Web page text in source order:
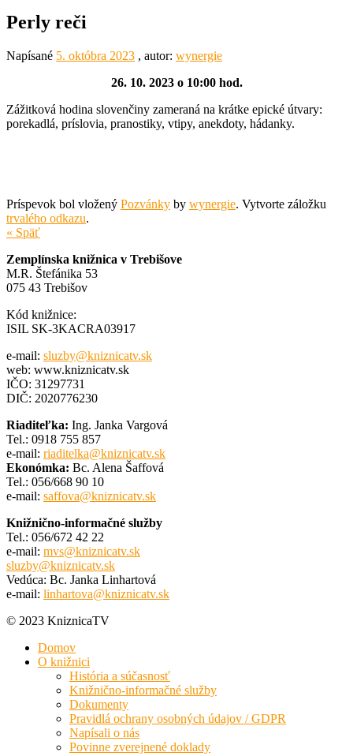
Perly reči
Napísané 5. októbra 2023 , autor: wynergie
26. 10. 2023 o 10:00 hod.
Zážitková hodina slovenčiny zameraná na krátke epické útvary:
porekadlá, príslovia, pranostiky, vtipy, anekdoty, hádanky.
Príspevok bol vložený Pozvánky by wynergie. Vytvorte záložku
trvalého odkazu.
« Späť
Zemplínska knižnica v Trebišove
M.R. Štefánika 53
075 43 Trebišov
Kód knižnice:
ISIL SK-3KACRA03917
e-mail: sluzby@kniznicatv.sk
web: www.kniznicatv.sk
IČO: 31297731
DIČ: 2020776230
Riaditeľka: Ing. Janka Vargová
Tel.: 0918 755 857
e-mail: riaditelka@kniznicatv.sk
Ekonómka: Bc. Alena Šaffová
Tel.: 056/668 90 10
e-mail: saffova@kniznicatv.sk
Knižnično-informačné služby
Tel.: 056/672 42 22
e-mail: mvs@kniznicatv.sk
sluzby@kniznicatv.sk
Vedúca: Bc. Janka Linhartová
e-mail: linhartova@kniznicatv.sk
© 2023 KniznicaTV
Domov
O knižnici
História a súčasnosť
Knižnično-informačné služby
Dokumenty
Pravidlá ochrany osobných údajov / GDPR
Napísali o nás
Povinne zverejnené doklady